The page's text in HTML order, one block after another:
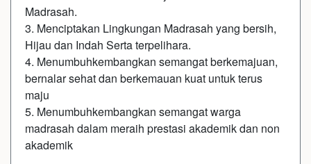
Madrasah.
3. Menciptakan Lingkungan Madrasah yang bersih,
Hijau dan Indah Serta terpelihara.
4. Menumbuhkembangkan semangat berkemajuan,
bernalar sehat dan berkemauan kuat untuk terus
maju
5. Menumbuhkembangkan semangat warga
madrasah dalam meraih prestasi akademik dan non
akademik